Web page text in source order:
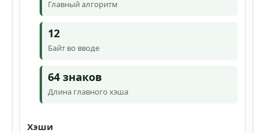
Главный алгоритм
12
Байт во вводе
64 знаков
Длина главного хэша
Хэши